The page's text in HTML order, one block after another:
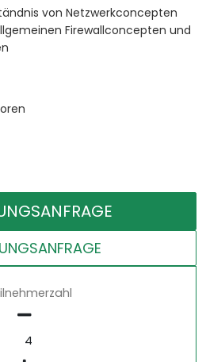
von Netzwerkconcepten
Firewallconcepten und